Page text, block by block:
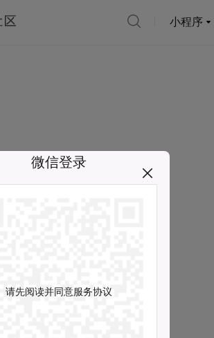
小程序
微信登录
请先阅读并同意服务协议